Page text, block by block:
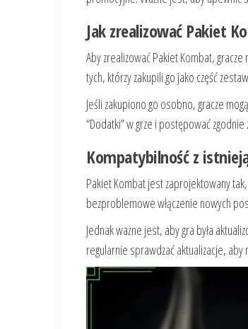
Jak zrealizować Pakiet
Aby zrealizować Pakiet Kombat,
tych, którzy zakupili go jako część
Jeśli zakupiono go osobno, gracze
“Dodatki” w grze i postępować
Kompatybilność z
Pakiet Kombat jest zaprojektowany
bezproblemowe włączenie nowych
Jednak ważne jest, aby gra była
regularnie sprawdzać aktualizacje,